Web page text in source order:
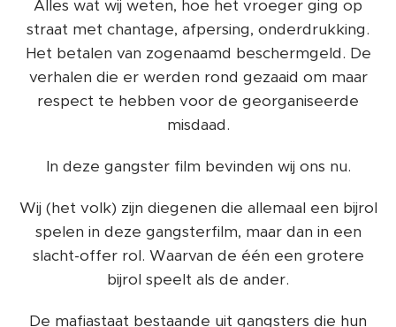
Alles wat wij weten, hoe het vroeger ging op
straat met chantage, afpersing, onderdrukking.
Het betalen van zogenaamd beschermgeld. De
verhalen die er werden rond gezaaid om maar
respect te hebben voor de georganiseerde
misdaad.
In deze gangster film bevinden wij ons nu.
Wij (het volk) zijn diegenen die allemaal een bijrol
spelen in deze gangsterfilm, maar dan in een
slacht-offer rol. Waarvan de één een grotere
bijrol speelt als de ander.
De mafiastaat bestaande uit gangsters die hun